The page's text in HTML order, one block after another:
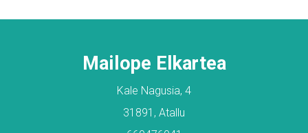
Mailope Elkartea
Kale Nagusia, 4
31891, Atallu